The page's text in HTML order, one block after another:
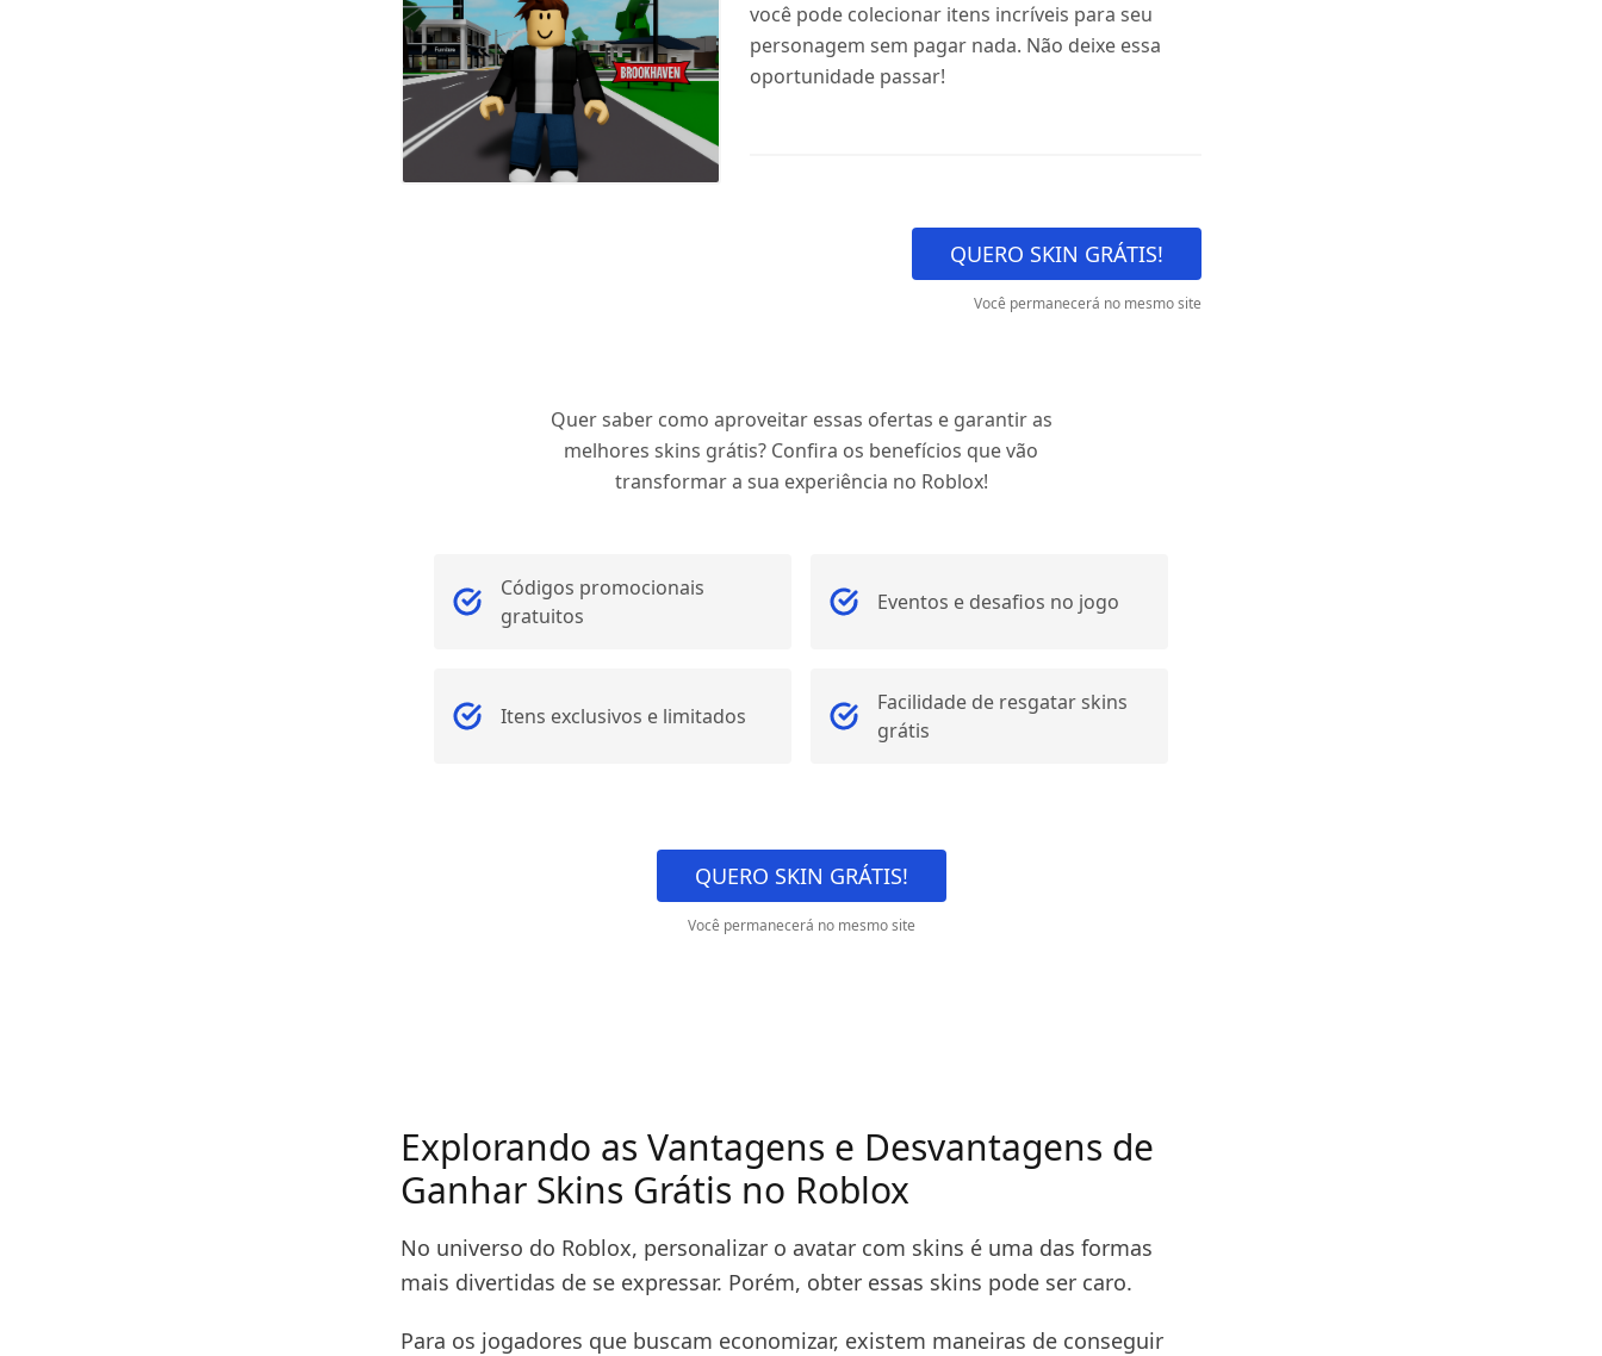
você pode colecionar itens incríveis para seu
personagem sem pagar nada. Não deixe essa
oportunidade passar!
QUERO SKIN GRÁTIS!
Você permanecerá no mesmo site
Quer saber como aproveitar essas ofertas e garantir as
melhores skins grátis? Confira os benefícios que vão
transformar a sua experiência no Roblox!
Códigos promocionais
gratuitos
Eventos e desafios no jogo
Itens exclusivos e limitados
Facilidade de resgatar skins
grátis
QUERO SKIN GRÁTIS!
Você permanecerá no mesmo site
Explorando as Vantagens e Desvantagens de
Ganhar Skins Grátis no Roblox
No universo do Roblox, personalizar o avatar com skins é uma das formas
mais divertidas de se expressar. Porém, obter essas skins pode ser caro.
Para os jogadores que buscam economizar, existem maneiras de conseguir